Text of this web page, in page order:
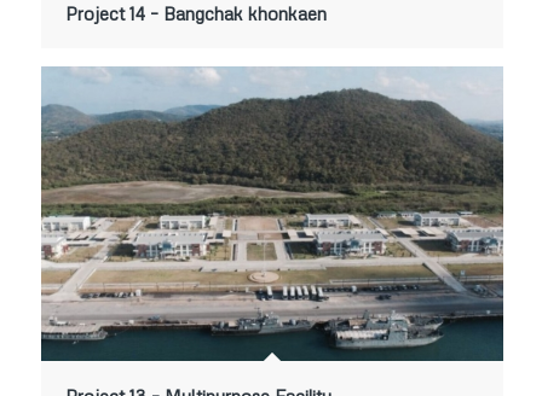
Project 14 – Bangchak khonkaen